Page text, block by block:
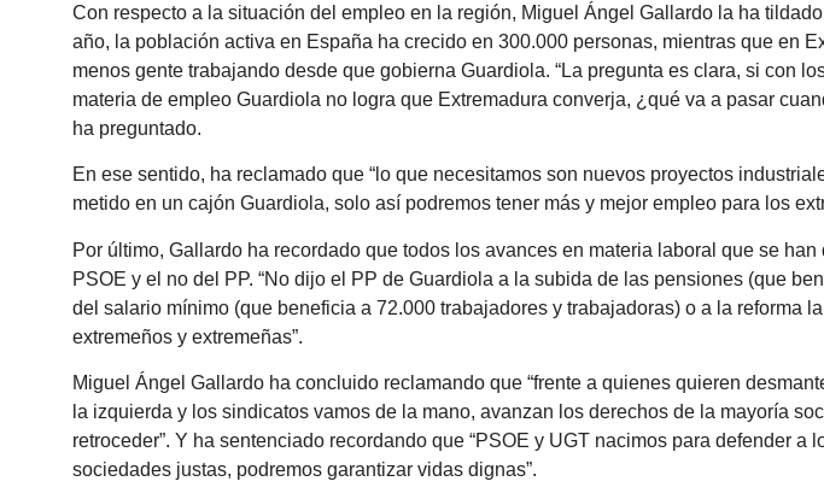
Con respecto a la situación del empleo en la región, Miguel Ángel Gallardo la ha
año, la población activa en España ha crecido en 300.000 personas, mientras que en
menos gente trabajando desde que gobierna Guardiola. “La pregunta es clara, si con
materia de empleo Guardiola no logra que Extremadura converja, ¿qué va a pasar
ha preguntado.
En ese sentido, ha reclamado que “lo que necesitamos son nuevos proyectos
metido en un cajón Guardiola, solo así podremos tener más y mejor empleo para los
Por último, Gallardo ha recordado que todos los avances en materia laboral que se
PSOE y el no del PP. “No dijo el PP de Guardiola a la subida de las pensiones (que
del salario mínimo (que beneficia a 72.000 trabajadores y trabajadoras) o a la reforma
extremeños y extremeñas”.
Miguel Ángel Gallardo ha concluido reclamando que “frente a quienes quieren
la izquierda y los sindicatos vamos de la mano, avanzan los derechos de la mayoría
retroceder”. Y ha sentenciado recordando que “PSOE y UGT nacimos para defender
sociedades justas, podremos garantizar vidas dignas”.